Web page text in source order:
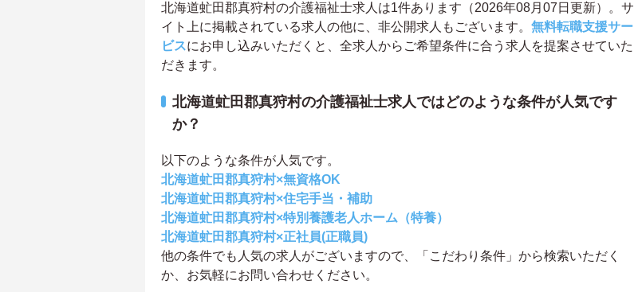
北海道虻田郡真狩村の介護福祉士求人は1件あります（2026年08月07日更新）。サ
イト上に掲載されている求人の他に、非公開求人もございます。 無料転職支援サー
ビスにお申し込みいただくと、全求人からご希望条件に合う求人を提案させていた
だきます。
北海道虻田郡真狩村の介護福祉士求人ではどのような条件が人気です
か？
以下のような条件が人気です。
北海道虻田郡真狩村×無資格OK
北海道虻田郡真狩村×住宅手当・補助
北海道虻田郡真狩村×特別養護老人ホーム（特養）
北海道虻田郡真狩村×正社員(正職員)
他の条件でも人気の求人がございますので、「こだわり条件」から検索いただく
か、お気軽にお問い合わせください。